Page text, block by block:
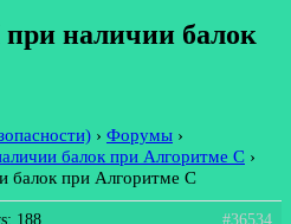
наличии балок
› Форумы ›
балок при Алгоритме С ›
балок при Алгоритме С
188
#36534